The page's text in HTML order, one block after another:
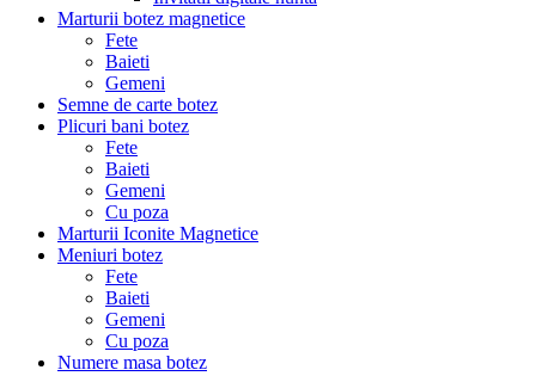
Marturii botez magnetice
Fete
Baieti
Gemeni
Semne de carte botez
Plicuri bani botez
Fete
Baieti
Gemeni
Cu poza
Marturii Iconite Magnetice
Meniuri botez
Fete
Baieti
Gemeni
Cu poza
Numere masa botez